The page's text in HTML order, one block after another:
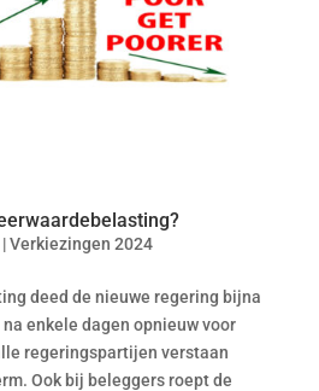
Verkiezingen 2024
deed de nieuwe regering bijna
enkele dagen opnieuw voor
regeringspartijen verstaan
Ook bij beleggers roept de